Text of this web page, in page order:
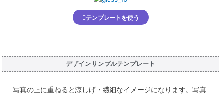
テンプレートを使う
デザインサンプルテンプレート
写真の上に重ねると涼しげ・繊細なイメージになります。写真